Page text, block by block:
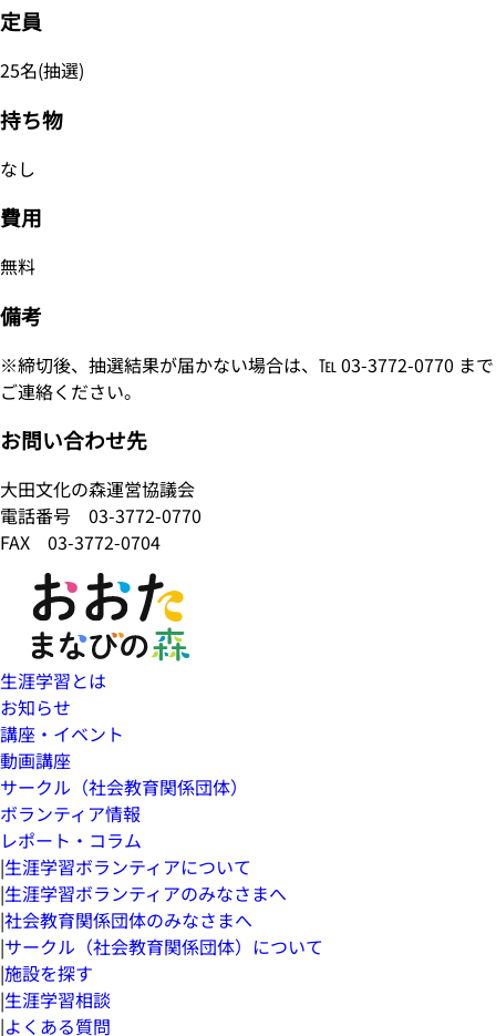
定員
25名(抽選)
持ち物
なし
費用
無料
備考
※締切後、抽選結果が届かない場合は、℡ 03-3772-0770 まで
ご連絡ください。
お問い合わせ先
大田文化の森運営協議会
電話番号 03-3772-0770
FAX 03-3772-0704
生涯学習とは
お知らせ
講座・イベント
動画講座
サークル（社会教育関係団体）
ボランティア情報
レポート・コラム
|生涯学習ボランティアについて
|生涯学習ボランティアのみなさまへ
|社会教育関係団体のみなさまへ
|サークル（社会教育関係団体）について
|施設を探す
|生涯学習相談
|よくある質問